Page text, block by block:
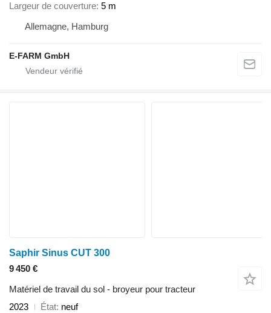
Largeur de couverture 5 m
Allemagne, Hamburg
E-FARM GmbH
Saphir Sinus CUT 300
9 450 €
Matériel de travail du sol - broyeur pour tracteur
2023
État neuf